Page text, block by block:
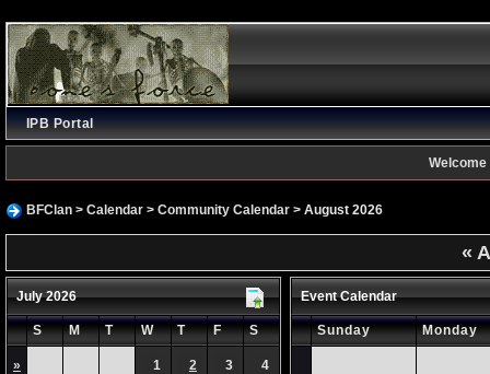
IPB Portal
Welcome
BFClan> Calendar> Community Calendar> August 2026
«
July 2026
S M T W T F S
» 1 2 3 4
Event Calendar
Sunday Monday